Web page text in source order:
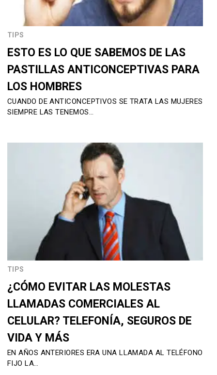
TIPS
ESTO ES LO QUE SABEMOS DE LAS
PASTILLAS ANTICONCEPTIVAS PARA
LOS HOMBRES
CUANDO DE ANTICONCEPTIVOS SE TRATA LAS MUJERES
SIEMPRE LAS TENEMOS…
TIPS
¿CÓMO EVITAR LAS MOLESTAS
LLAMADAS COMERCIALES AL
CELULAR? TELEFONÍA, SEGUROS DE
VIDA Y MÁS
EN AÑOS ANTERIORES ERA UNA LLAMADA AL TELÉFONO
FIJO LA…